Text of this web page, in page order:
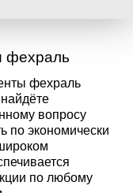
фехраль
фехраль
вопросу
по экономически
по любому